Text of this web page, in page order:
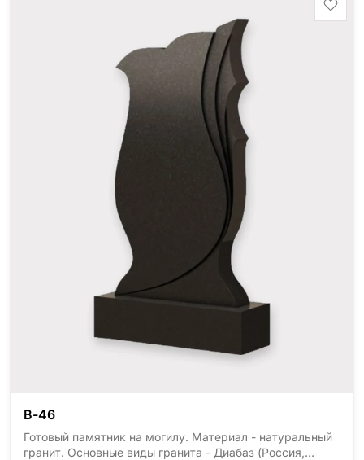
В-46
Готовый памятник на могилу. Материал - натуральный
гранит. Основные виды гранита - Диабаз (Россия,